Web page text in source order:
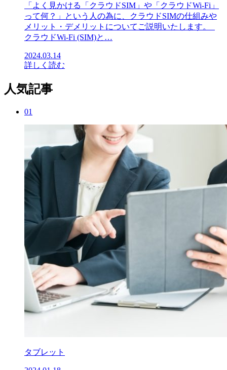
「よく見かける「クラウドSIM」や「クラウドWi-Fi」
って何？」という人の為に、クラウドSIMの仕組みや
メリット・デメリットについてご説明いたします。
クラウドWi-Fi (SIM)と…
2024.03.14
詳しく読む
人気記事
01
タブレット